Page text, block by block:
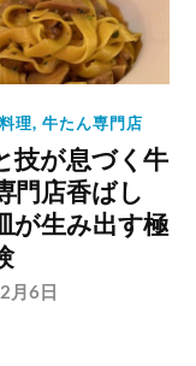
料理,牛たん専門店
技が息づく牛
門店香ばし
が生み出す極
月6日